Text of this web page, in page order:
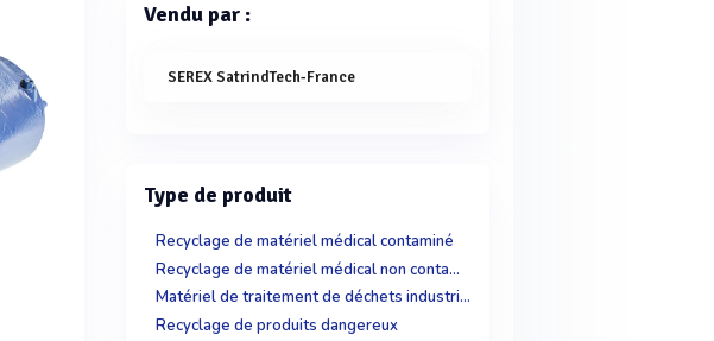
Vendu par :
SEREX SatrindTech-France
Type de produit
Recyclage de matériel médical contaminé
Recyclage de matériel médical non contaminé
Matériel de traitement de déchets industriels
Recyclage de produits dangereux